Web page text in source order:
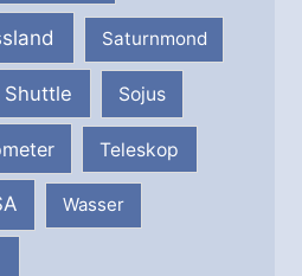
Saturnmond
Shuttle Sojus
Teleskop
Wasser